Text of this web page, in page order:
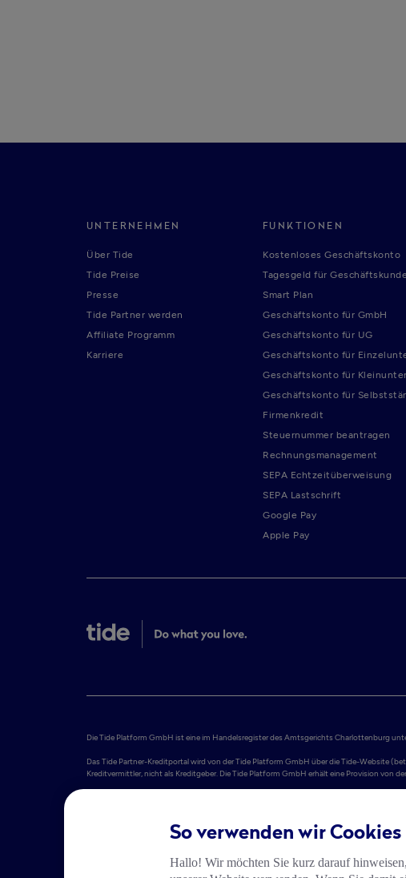
UNTERNEHMEN
Über Tide
Tide Preise
Presse
Tide Partner werden
Affiliate Programm
Karriere
FUNKTIONEN
Kostenloses Geschäftskonto
Tagesgeld für
Smart Plan
Geschäftskonto für GmbH
Geschäftskonto für UG
Geschäftskonto für
Geschäftskonto für
Geschäftskonto für
Firmenkredit
Steuernummer beantragen
Rechnungsmanagement
SEPA Echtzeitüberweisung
SEPA Lastschrift
Google Pay
Apple Pay
Die Tide Platform GmbH ist eine im Handelsregister des Amtsgerichts Charlottenburg
Das Tide Partner-Kreditportal wird von der Tide Platform GmbH über die Tide-Website
Kreditvermittler, nicht als Kreditgeber. Die Tide Platform GmbH erhält eine Provision von
S.A. vertrieben. Tide Platform S.A. ist als Agent von PPS EU SA unter der Agent-ID
zugelassen. Gemäß dieser Zulassung kann PPS EU SA die zugelassenen Dienste
So verwenden wir Cookies
Hallo! Wir möchten Sie kurz darauf